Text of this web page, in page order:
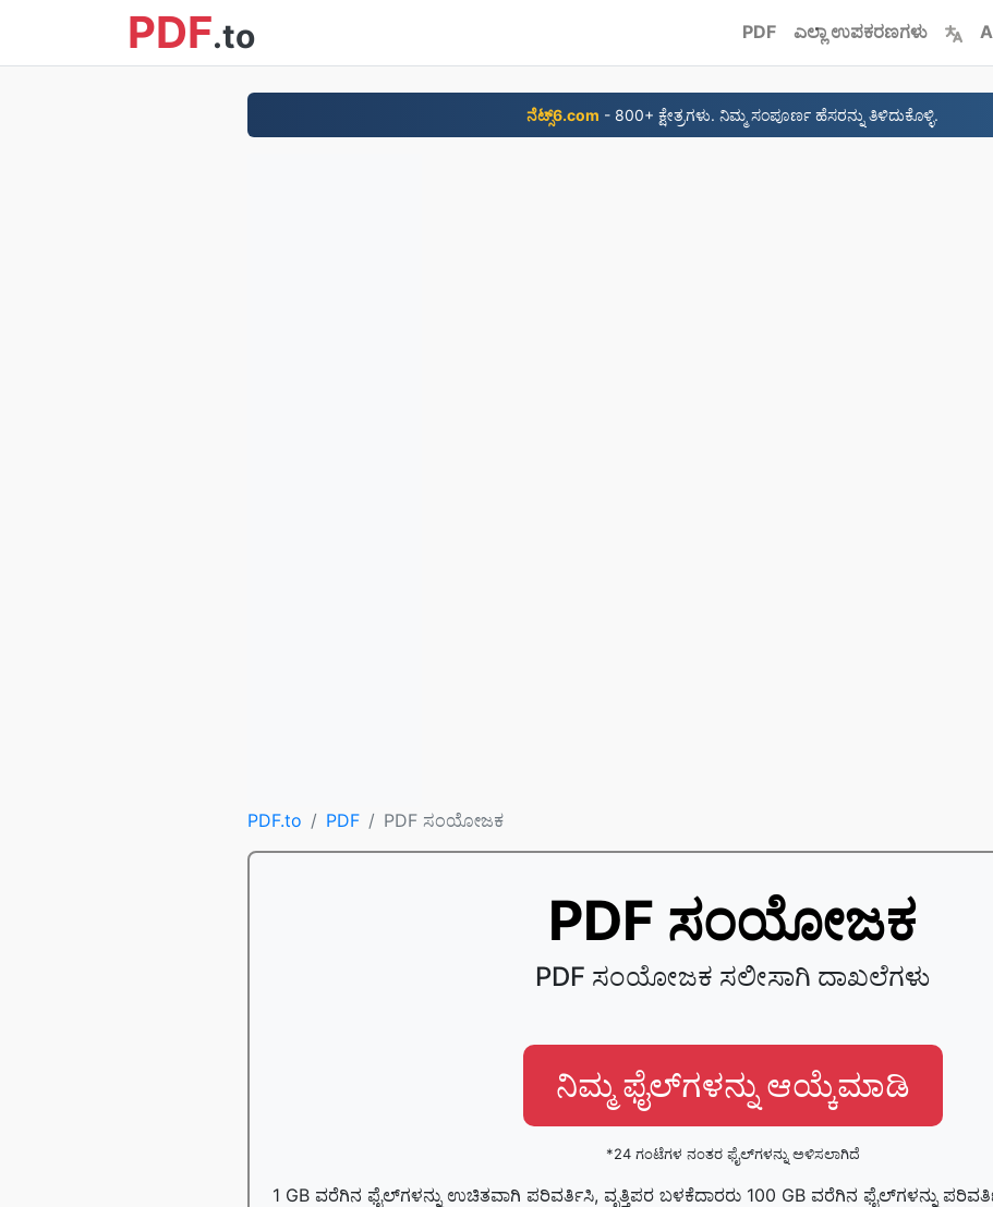
PDF.to PDF ಎಲ್ಲಾ ಉಪಕರಣಗಳು
ನೆಟ್ಸ್6.com - 800+ ಕ್ಷೇತ್ರಗಳು. ನಿಮ್ಮ ಸಂಪೂರ್ಣ ಹೆಸರನ್ನು ತಿಳಿದುಕೊಳ್ಳಿ.
PDF.to PDF PDF ಸಂಯೋಜಕ
PDF ಸಂಯೋಜಕ
PDF ಸಂಯೋಜಕ ಸಲೀಸಾಗಿ ದಾಖಲೆಗಳು
ನಿಮ್ಮ ಫೈಲ್‌ಗಳನ್ನು ಆಯ್ಕೆಮಾಡಿ
*24 ಗಂಟೆಗಳ ನಂತರ ಫೈಲ್‌ಗಳನ್ನು ಅಳಿಸಲಾಗಿದೆ
1 GB ವರೆಗಿನ ಫೈಲ್‌ಗಳನ್ನು ಉಚಿತವಾಗಿ ಪರಿವರ್ತಿಸಿ, ವೃತ್ತಿಪರ ಬಳಕೆದಾರರು 100 GB ವರೆಗಿನ ಫೈಲ್‌ಗಳನ್ನು